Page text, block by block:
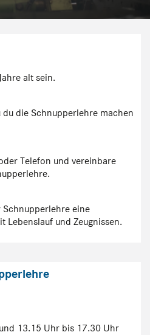
alt sein.
die Schnupperlehre machen
Telefon und vereinbare
Schnupperlehre eine
Lebenslauf und Zeugnissen.
13.15 Uhr bis 17.30 Uhr